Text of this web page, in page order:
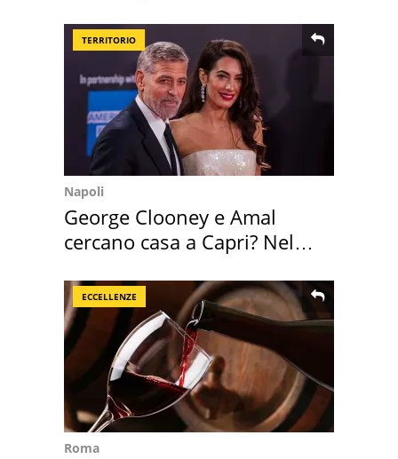
TERRITORIO
Napoli
George Clooney e Amal
cercano casa a Capri? Nel
ECCELLENZE
Roma